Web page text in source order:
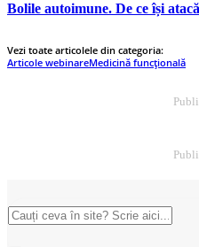
Bolile autoimune. De ce își
Vezi toate articolele din categoria:
Articole webinareMedicină funcțională